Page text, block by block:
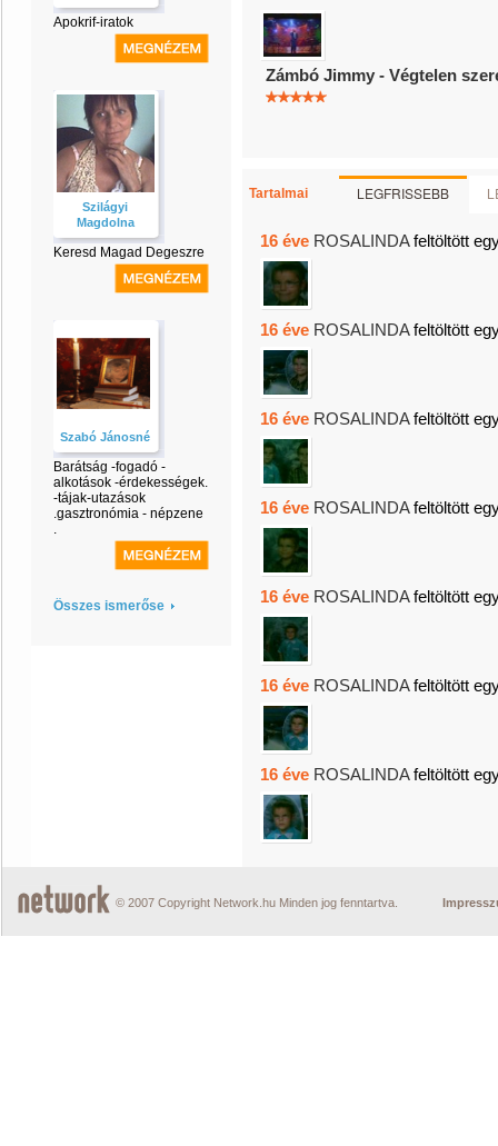
Apokrif-iratok
Szilágyi
Magdolna
Keresd Magad Degeszre
Szabó Jánosné
Barátság -fogadó -
alkotások -érdekességek.
-tájak-utazások
.gasztronómia - népzene
.
Összes ismerőse
Zámbó Jimmy - Végtelen
Tartalmai LEGFRISSEBB
16 éve ROSALINDAfeltöltött
16 éve ROSALINDAfeltöltött
16 éve ROSALINDAfeltöltött
16 éve ROSALINDAfeltöltött
16 éve ROSALINDAfeltöltött
16 éve ROSALINDAfeltöltött
16 éve ROSALINDAfeltöltött
© 2007 Copyright Network.hu Minden jog fenntartva.